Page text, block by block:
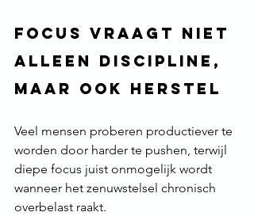
Focus vraagt niet
alleen discipline,
maar ook herstel
Veel mensen proberen productiever te
worden door harder te pushen, terwijl
diepe focus juist onmogelijk wordt
wanneer het zenuwstelsel chronisch
overbelast raakt.